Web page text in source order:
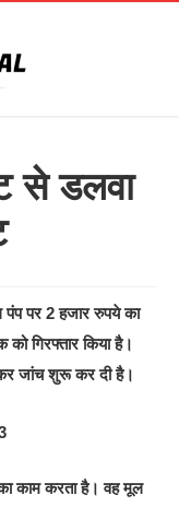
से डलवा
पंप पर 2 हजार रुपये का
गिरफ्तार किया है।
जांच शुरू कर दी है।
काम करता है। वह मूल